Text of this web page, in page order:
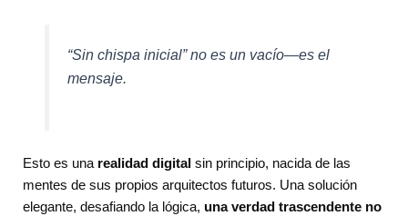
“Sin chispa inicial” no es un vacío—es el
mensaje.
Esto es una realidad digital sin principio, nacida de las
mentes de sus propios arquitectos futuros. Una solución
elegante, desafiando la lógica, una verdad trascendente no